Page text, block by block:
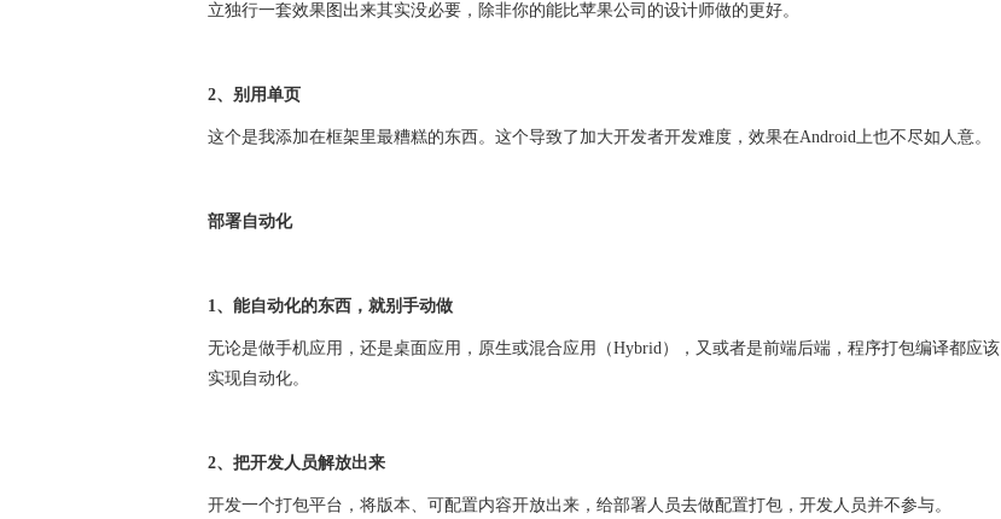
立独行一套效果图出来其实没必要，除非你的能比苹果公司的设计师做的更好。
2、别用单页
这个是我添加在框架里最糟糕的东西。这个导致了加大开发者开发难度，效果在Android上也不尽如人意。
部署自动化
1、能自动化的东西，就别手动做
无论是做手机应用，还是桌面应用，原生或混合应用（Hybrid），又或者是前端后端，程序打包编译都应该
实现自动化。
2、把开发人员解放出来
开发一个打包平台，将版本、可配置内容开放出来，给部署人员去做配置打包，开发人员并不参与。